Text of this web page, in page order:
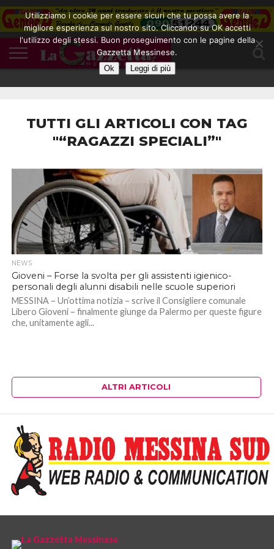
CONTATTI
COOKIE
POLICY
DIVENTA
BLOGGER
HOME
NOTE
LEGALI
TUTTI GLI ARTICOLI CON TAG
"“RAGAZZI SPECIALI”"
NEWS
Gioveni – Forse la svolta per gli assistenti igienico-
personali degli alunni disabili nelle scuole superiori
MESSINA – Un’ottima notizia – scrive il Consigliere comunale
Libero Gioveni – finalmente giunge da Palermo per queste figure
che, unitamente agli...
ALTRI ARTICOLI
Utilizziamo i cookie per essere sicuri che tu possa avere la
migliore esperienza sul nostro sito. Cliccando su OK accetti
l'utilizzo degli stessi. Buon proseguimento con le pagine della
Gazzetta Messinese.
Ok Leggi di più